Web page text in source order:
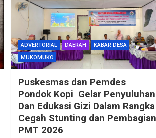
ADVERTORIAL DAERAH
KABAR DESA
MUKOMUKO
Puskesmas dan Pemdes
Pondok Kopi Gelar Penyuluhan
Dan Edukasi Gizi Dalam Rangka
Cegah Stunting dan Pembagian
PMT 2026